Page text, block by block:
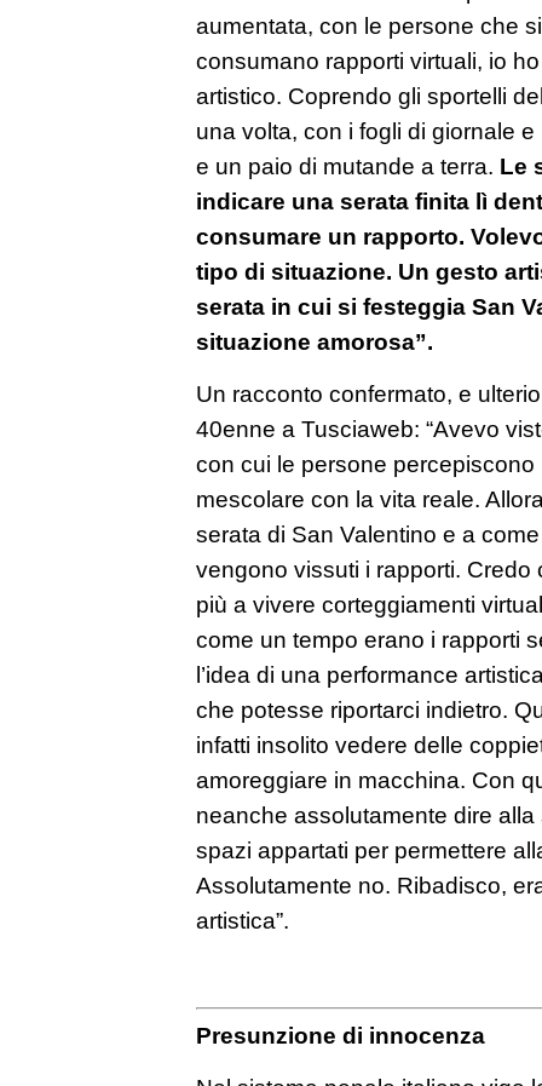
aumentata, con le persone che
consumano rapporti virtuali, io
artistico. Coprendo gli sportelli
una volta, con i fogli di giornale e
e un paio di mutande a terra. Le
indicare una serata finita lì
consumare un rapporto.
tipo di situazione. Un gesto
serata in cui si festeggia San
situazione amorosa”.
Un racconto confermato, e
40enne a Tusciaweb: “Avevo
con cui le persone
mescolare con la vita reale.
serata di San Valentino e a
vengono vissuti i rapporti. Credo
più a vivere corteggiamenti
come un tempo erano i rapporti
l’idea di una performance
che potesse riportarci indietro.
infatti insolito vedere delle
amoreggiare in macchina. Con
neanche assolutamente dire
spazi appartati per permettere
Assolutamente no. Ribadisco,
artistica”.
Presunzione di innocenza